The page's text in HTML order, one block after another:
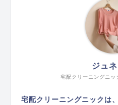
ジュ
宅配クリーニングニッ
宅配クリーニングニックは